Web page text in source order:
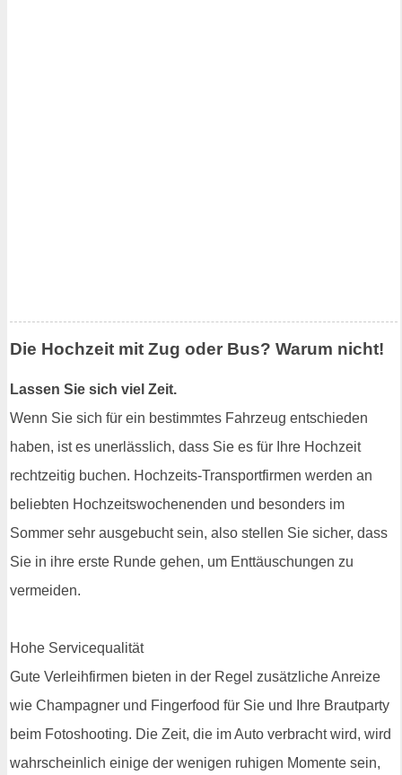
Die Hochzeit mit Zug oder Bus? Warum nicht!
Lassen Sie sich viel Zeit.
Wenn Sie sich für ein bestimmtes Fahrzeug entschieden
haben, ist es unerlässlich, dass Sie es für Ihre Hochzeit
rechtzeitig buchen. Hochzeits-Transportfirmen werden an
beliebten Hochzeitswochenenden und besonders im
Sommer sehr ausgebucht sein, also stellen Sie sicher, dass
Sie in ihre erste Runde gehen, um Enttäuschungen zu
vermeiden.
Hohe Servicequalität
Gute Verleihfirmen bieten in der Regel zusätzliche Anreize
wie Champagner und Fingerfood für Sie und Ihre Brautparty
beim Fotoshooting. Die Zeit, die im Auto verbracht wird, wird
wahrscheinlich einige der wenigen ruhigen Momente sein,